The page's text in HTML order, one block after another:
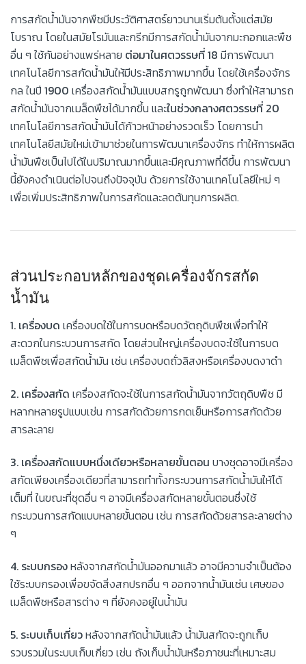
การสกัดน้ำมันจากพืชมีประวัติศาสตร์ยาวนานเริ่มต้นตั้งแต่สมัย
โบราณ โดยในสมัยโรมันและกรีกมีการสกัดน้ำมันจากมะกอกและพืช
อื่น ๆ ใช้กันอย่างแพร่หลาย ต่อมาในศตวรรษที่18 มีการพัฒนา
เทคโนโลยีการสกัดน้ำมันให้มีประสิทธิภาพมากขึ้น โดยใช้เครื่องจักร
กล ในปี 1900 เครื่องสกัดน้ำมันแบบสกรูถูกพัฒนา ซึ่งทำให้สามารถ
สกัดน้ำมันจากเมล็ดพืชได้มากขึ้น และในช่วงกลางศตวรรษที่ 20
เทคโนโลยีการสกัดน้ำมันได้ก้าวหน้าอย่างรวดเร็ว โดยการนำ
เทคโนโลยีสมัยใหม่เข้ามาช่วยในการพัฒนาเครื่องจักร ทำให้การผลิต
น้ำมันพืชเป็นไปได้ในปริมาณมากขึ้นและมีคุณภาพที่ดีขึ้น การพัฒนา
นี้ยังคงดำเนินต่อไปจนถึงปัจจุบัน ด้วยการใช้งานเทคโนโลยีใหม่ ๆ
เพื่อเพิ่มประสิทธิภาพในการสกัดและลดต้นทุนการผลิต.
ส่วนประกอบหลักของชุดเครื่องจักรสกัด
น้ำมัน
1. เครื่องบด เครื่องบดใช้ในการบดหรือบดวัตถุดิบพืชเพื่อทำให้
สะดวกในกระบวนการสกัด โดยส่วนใหญ่เครื่องบดจะใช้ในการบด
เมล็ดพืชเพื่อสกัดน้ำมัน เช่น เครื่องบดถั่วลิสงหรือเครื่องบดงาดำ
2. เครื่องสกัด เครื่องสกัดจะใช้ในการสกัดน้ำมันจากวัตถุดิบพืช มี
หลากหลายรูปแบบเช่น การสกัดด้วยการกดเย็นหรือการสกัดด้วย
สารละลาย
3. เครื่องสกัดแบบหนึ่งเดียวหรือหลายขั้นตอน บางชุดอาจมีเครื่อง
สกัดเพียงเครื่องเดียวที่สามารถทำทั้งกระบวนการสกัดน้ำมันให้ได้
เต็มที่ ในขณะที่ชุดอื่น ๆ อาจมีเครื่องสกัดหลายขั้นตอนซึ่งใช้
กระบวนการสกัดแบบหลายขั้นตอน เช่น การสกัดด้วยสารละลายต่าง
ๆ
4. ระบบกรองหลังจากสกัดน้ำมันออกมาแล้ว อาจมีความจำเป็นต้อง
ใช้ระบบกรองเพื่อขจัดสิ่งสกปรกอื่น ๆ ออกจากน้ำมันเช่น เศษของ
เมล็ดพืชหรือสารต่าง ๆ ที่ยังคงอยู่ในน้ำมัน
5. ระบบเก็บเกี่ยวหลังจากสกัดน้ำมันแล้ว น้ำมันสกัดจะถูกเก็บ
รวบรวมในระบบเก็บเกี่ยว เช่น ถังเก็บน้ำมันหรือภาชนะที่เหมาะสม